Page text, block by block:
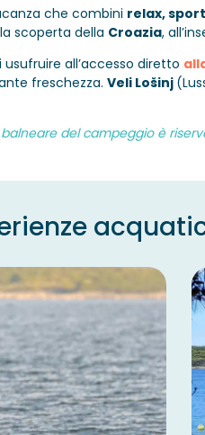
che combini relax, sport
scoperta della Croazia,
all’accesso diretto
freschezza. Veli Lošinj
del campeggio è